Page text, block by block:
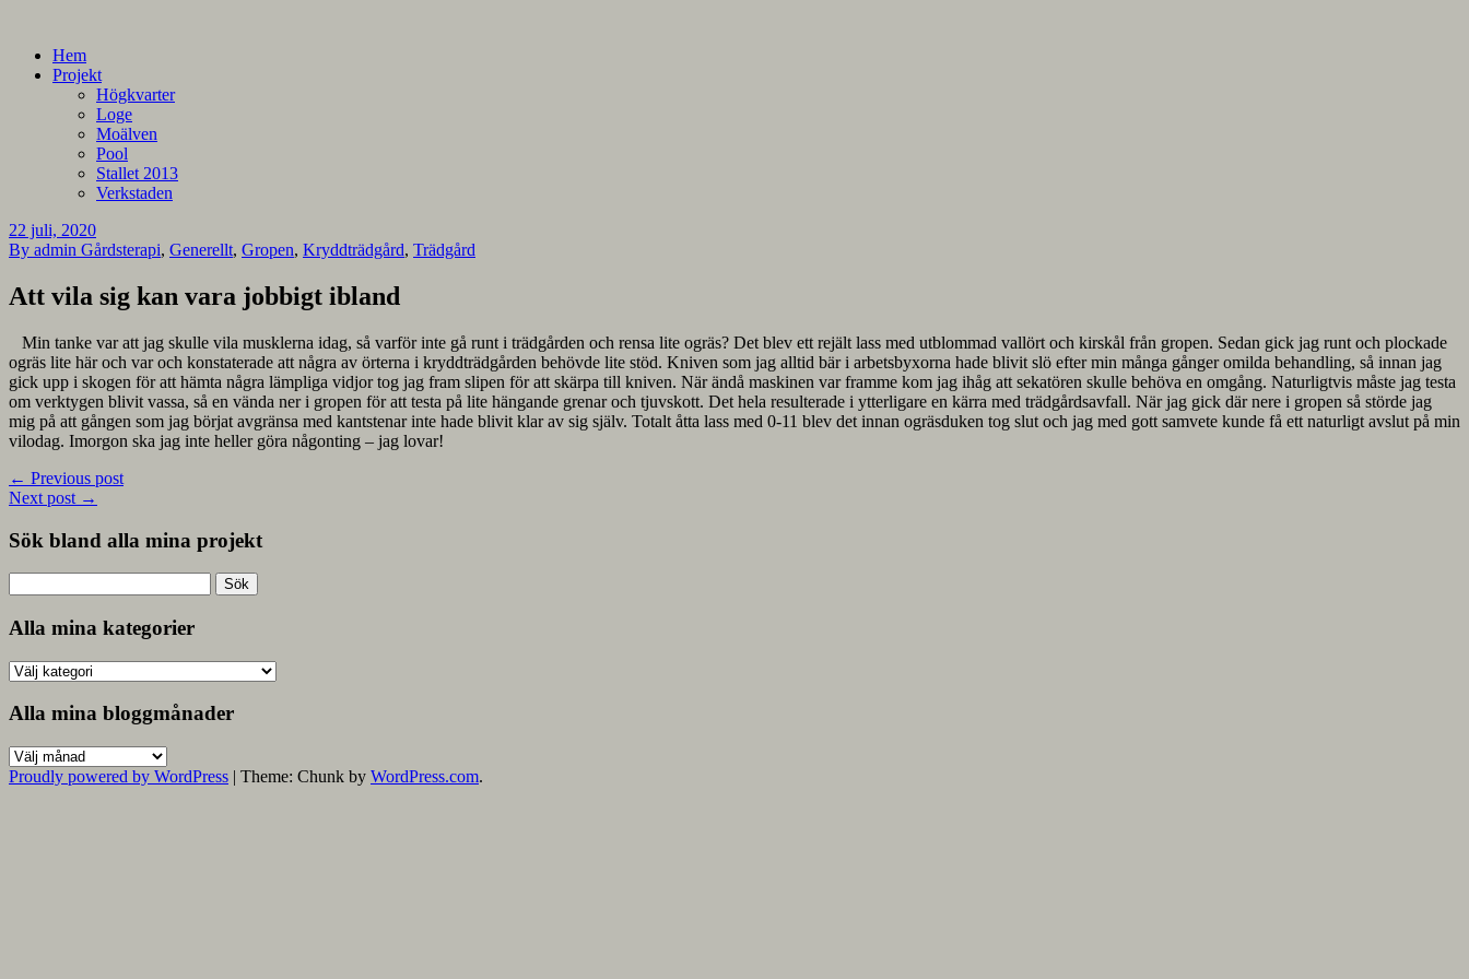
Alla mina projekt
En blogg om mina projekt
Hem
Projekt
Högkvarter
Loge
Moälven
Pool
Stallet 2013
Verkstaden
22 juli, 2020
By admin Gårdsterapi, Generellt, Gropen, Kryddträdgård, Trädgård
Att vila sig kan vara jobbigt ibland
Min tanke var att jag skulle vila musklerna idag, så varför inte gå runt i trädgården och rensa lite ogräs? Det blev ett rejält lass med utblommad vallört och kirskål från gropen. Sedan gick jag runt och plockade
ogräs lite här och var och konstaterade att några av örterna i kryddträdgården behövde lite stöd. Kniven som jag alltid bär i arbetsbyxorna hade blivit slö efter min många gånger omilda behandling, så innan jag
gick upp i skogen för att hämta några lämpliga vidjor tog jag fram slipen för att skärpa till kniven. När ändå maskinen var framme kom jag ihåg att sekatören skulle behöva en omgång. Naturligtvis måste jag testa
om verktygen blivit vassa, så en vända ner i gropen för att testa på lite hängande grenar och tjuvskott. Det hela resulterade i ytterligare en kärra med trädgårdsavfall. När jag gick där nere i gropen så störde jag
mig på att gången som jag börjat avgränsa med kantstenar inte hade blivit klar av sig själv. Totalt åtta lass med 0-11 blev det innan ogräsduken tog slut och jag med gott samvete kunde få ett naturligt avslut på min
vilodag. Imorgon ska jag inte heller göra någonting – jag lovar!
← Previous post
Next post →
Sök bland alla mina projekt
efter:
Alla mina kategorier
Alla
kategorier
Alla mina bloggmånader
Alla
mina
Proudly powered by WordPress | Theme: Chunk by WordPress.com.